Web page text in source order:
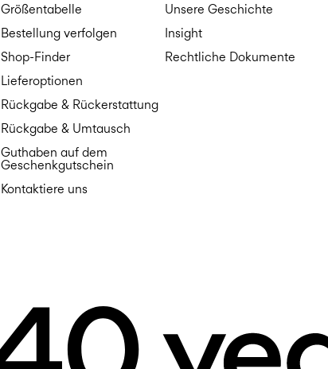
Größentabelle
Bestellung verfolgen
Shop-Finder
Lieferoptionen
Rückgabe & Rückerstattung
Rückgabe & Umtausch
Guthaben auf dem
Geschenkgutschein
Kontaktiere uns
Unsere Geschichte
Insight
Rechtliche Dokumente